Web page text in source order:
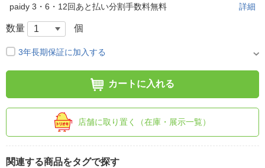
paidy 3・6・12回あと払い分割手数料無料 詳細
数量 個
3年長期保証に加入する
カートに入れる
店舗に取り置く（在庫・展示一覧）
関連する商品をタグで探す